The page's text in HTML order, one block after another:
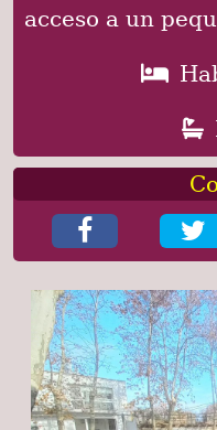
acceso a un